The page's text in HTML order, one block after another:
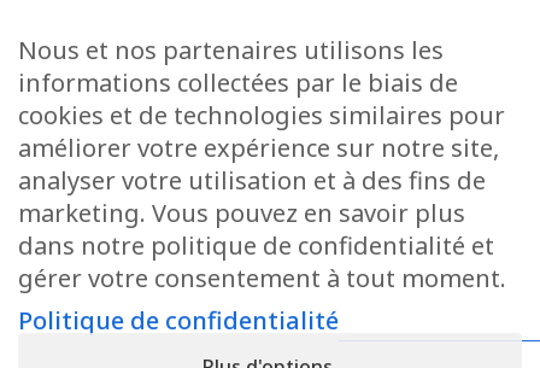
GSM :+352 661 701 701
Nos horaires
Lundi-Vendredi :9H00/12H00 & 13H00/18H00
Samedi :
Foetz : 9H00/12H00
Ettelbruck :9H00/12H00
Fermé le dimanche
Nous et nos partenaires utilisons les
informations collectées par le biais de
cookies et de technologies similaires pour
améliorer votre expérience sur notre site,
analyser votre utilisation et à des fins de
marketing. Vous pouvez en savoir plus
dans notre politique de confidentialité et
gérer votre consentement à tout moment.
Politique de confidentialité